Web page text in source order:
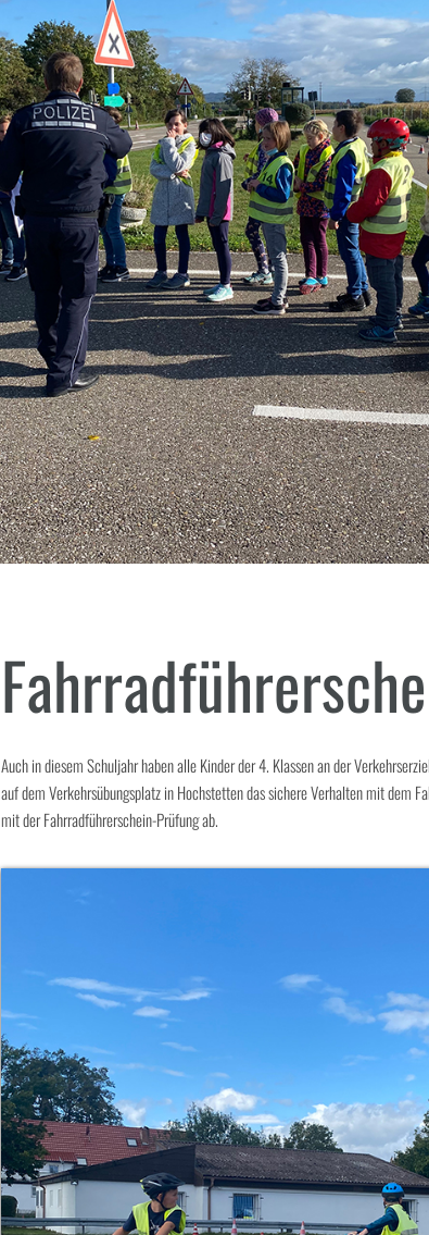
Auch in diesem Schuljahr haben alle Kinder der 4. Klassen an der
auf dem Verkehrsübungsplatz in Hochstetten das sichere Verhalten mit dem
mit der Fahrradführerschein-Prüfung ab.